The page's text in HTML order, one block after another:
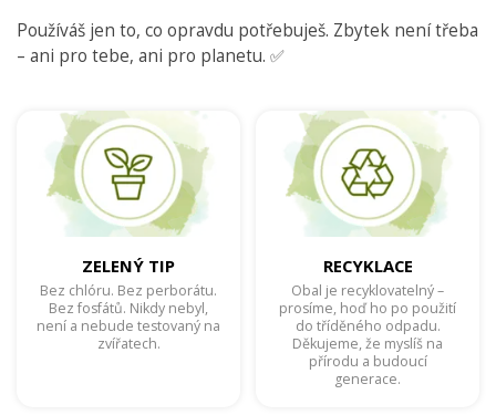
Používáš jen to, co opravdu potřebuješ. Zbytek není třeba
– ani pro tebe, ani pro planetu. ✅
ZELENÝ TIP
Bez chlóru. Bez perborátu.
Bez fosfátů. Nikdy nebyl,
není a nebude testovaný na
zvířatech.
RECYKLACE
Obal je recyklovatelný –
prosíme, hoď ho po použití
do tříděného odpadu.
Děkujeme, že myslíš na
přírodu a budoucí
generace.